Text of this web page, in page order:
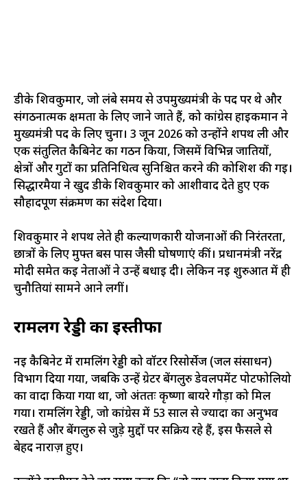
डीके शिवकुमार, जो लंबे समय से उपमुख्यमंत्री के पद पर थे और
संगठनात्मक क्षमता के लिए जाने जाते हैं, को कांग्रेस हाईकमान ने
मुख्यमंत्री पद के लिए चुना। 3 जून 2026 को उन्होंने शपथ ली और
एक संतुलित कैबिनेट का गठन किया, जिसमें विभिन्न जातियों,
क्षेत्रों और गुटों का प्रतिनिधित्व सुनिश्चित करने की कोशिश की गई।
सिद्धारमैया ने खुद डीके शिवकुमार को आशीर्वाद देते हुए एक
सौहार्दपूर्ण संक्रमण का संदेश दिया।
शिवकुमार ने शपथ लेते ही कल्याणकारी योजनाओं की निरंतरता,
छात्रों के लिए मुफ्त बस पास जैसी घोषणाएं कीं। प्रधानमंत्री नरेंद्र
मोदी समेत कई नेताओं ने उन्हें बधाई दी। लेकिन नई शुरुआत में ही
चुनौतियां सामने आने लगीं।
रामलिंग रेड्डी का इस्तीफा
नई कैबिनेट में रामलिंग रेड्डी को वॉटर रिसोर्सेज (जल संसाधन)
विभाग दिया गया, जबकि उन्हें ग्रेटर बेंगलुरु डेवलपमेंट पोर्टफोलियो
का वादा किया गया था, जो अंततः कृष्णा बायरे गौड़ा को मिल
गया। रामलिंग रेड्डी, जो कांग्रेस में 53 साल से ज्यादा का अनुभव
रखते हैं और बेंगलुरु से जुड़े मुद्दों पर सक्रिय रहे हैं, इस फैसले से
बेहद नाराज़ हुए।